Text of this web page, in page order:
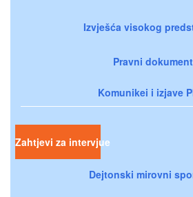
Izvješća visokog
Pravni
Komunikei i izjave
Zahtjevi za intervjue
Dejtonski mirovni